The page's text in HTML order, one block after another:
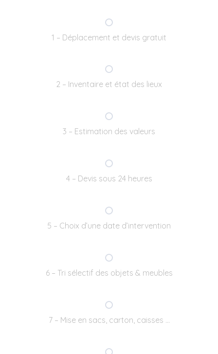
1 – Déplacement et devis gratuit
2 – Inventaire et état des lieux
3 – Estimation des valeurs
4 – Devis sous 24 heures
5 – Choix d’une date d’intervention
6 – Tri sélectif des objets & meubles
7 – Mise en sacs, carton, caisses …